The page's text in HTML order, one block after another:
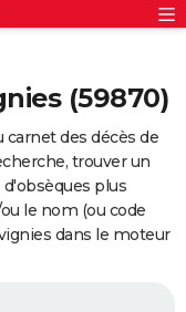
(59870)
des décès de
trouver un
d'obsèques plus
le nom (ou code
dans le moteur